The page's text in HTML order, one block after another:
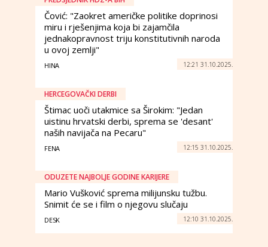
Čović: "Zaokret američke politike doprinosi
miru i rješenjima koja bi zajamčila
jednakopravnost triju konstitutivnih naroda
u ovoj zemlji"
HINA 12:21 31.10.2025.
HERCEGOVAČKI DERBI
Štimac uoči utakmice sa Širokim: "Jedan
uistinu hrvatski derbi, sprema se 'desant'
naših navijača na Pecaru"
FENA 12:15 31.10.2025.
ODUZETE NAJBOLJE GODINE KARIJERE
Mario Vušković sprema milijunsku tužbu.
Snimit će se i film o njegovu slučaju
DESK 12:10 31.10.2025.